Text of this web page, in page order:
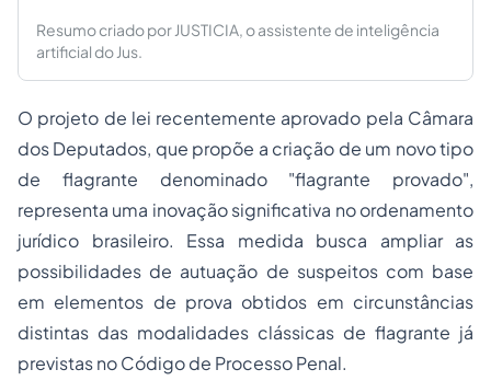
Resumo criado por JUSTICIA, o assistente de inteligência
artificial do Jus.
O projeto de lei recentemente aprovado pela Câmara
dos Deputados, que propõe a criação de um novo tipo
de flagrante denominado "flagrante provado",
representa uma inovação significativa no ordenamento
jurídico brasileiro. Essa medida busca ampliar as
possibilidades de autuação de suspeitos com base
em elementos de prova obtidos em circunstâncias
distintas das modalidades clássicas de flagrante já
previstas no Código de Processo Penal.